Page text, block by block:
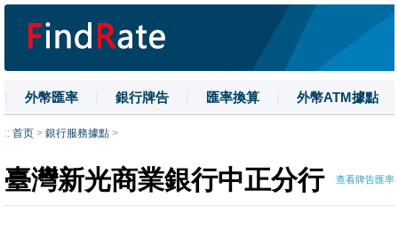
外幣匯率 銀行牌告 匯率換算 外幣ATM據點
| 名詞解釋 | 換匯技巧
:: 首页 > 銀行服務據點 >
臺灣新光商業銀行中正分行 查看牌告匯率